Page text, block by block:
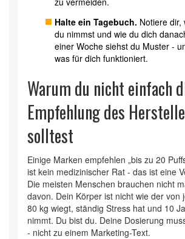
Halte ein Tagebuch. Notiere dir,
du nimmst und wie du dich
einer Woche siehst du Muster -
was für dich funktioniert.
Warum du nicht einfach
Empfehlung des
solltest
Einige Marken empfehlen „bis zu 20
ist kein medizinischer Rat - das ist eine
Die meisten Menschen brauchen nicht
davon. Dein Körper ist nicht wie der von
80 kg wiegt, ständig Stress hat und 10
nimmt. Du bist du. Deine Dosierung
- nicht zu einem Marketing-Text.